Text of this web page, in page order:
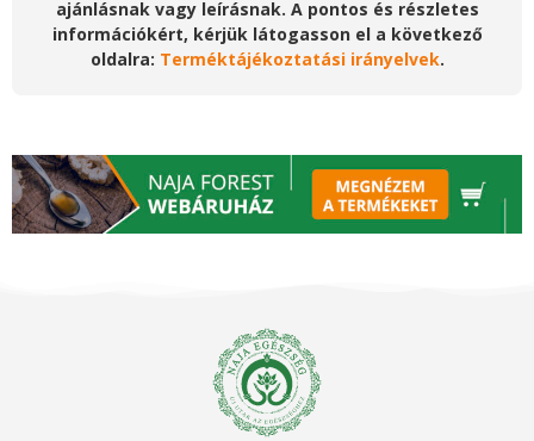
ajánlásnak vagy leírásnak. A pontos és részletes
információkért, kérjük látogasson el a következő
oldalra: Terméktájékoztatási irányelvek.